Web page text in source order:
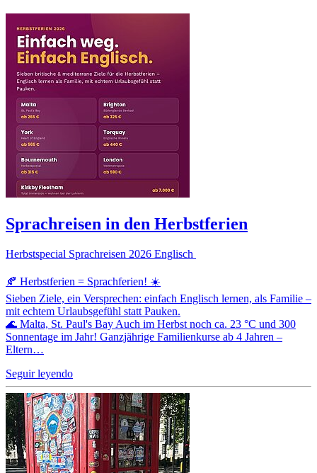
Sprachreisen in den Herbstferien
Herbstspecial Sprachreisen 2026 Englisch
🍂 Herbstferien = Sprachferien! ☀️
Sieben Ziele, ein Versprechen: einfach Englisch lernen, als Familie –
mit echtem Urlaubsgefühl statt Pauken.
🌊 Malta, St. Paul's Bay Auch im Herbst noch ca. 23 °C und 300
Sonnentage im Jahr! Ganzjährige Familienkurse ab 4 Jahren –
Eltern…
Seguir leyendo